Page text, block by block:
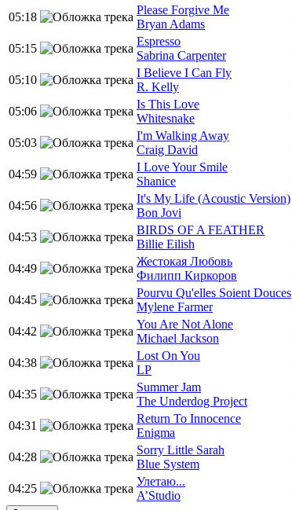
05:18
Please Forgive Me
Bryan Adams
05:15
Espresso
Sabrina Carpenter
05:10
I Believe I Can Fly
R. Kelly
05:06
Is This Love
Whitesnake
05:03
I'm Walking Away
Craig David
04:59
I Love Your Smile
Shanice
04:56
It's My Life (Acoustic Version)
Bon Jovi
04:53
BIRDS OF A FEATHER
Billie Eilish
04:49
Жестокая Любовь
Филипп Киркоров
04:45
Pourvu Qu'elles Soient Douces
Mylene Farmer
04:42
You Are Not Alone
Michael Jackson
04:38
Lost On You
LP
04:35
Summer Jam
The Underdog Project
04:31
Return To Innocence
Enigma
04:28
Sorry Little Sarah
Blue System
04:25
Улетаю...
A’Studio